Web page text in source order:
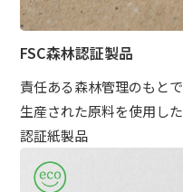
FSC森林認証製品
責任ある森林管理のもとで
生産された原料を使用した
認証紙製品